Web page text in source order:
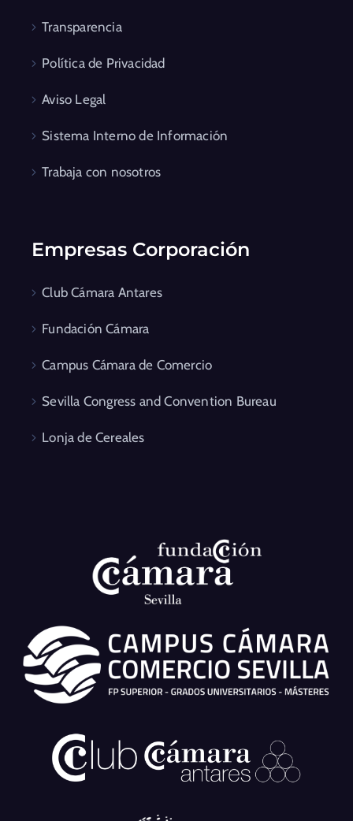
Transparencia
Política de Privacidad
Aviso Legal
Sistema Interno de Información
Trabaja con nosotros
Empresas Corporación
Club Cámara Antares
Fundación Cámara
Campus Cámara de Comercio
Sevilla Congress and Convention Bureau
Lonja de Cereales